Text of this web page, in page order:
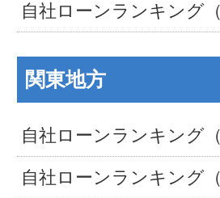
自社ローンランキング（
関東地方
自社ローンランキング（
自社ローンランキング（